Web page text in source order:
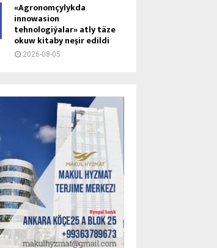
«Agronomçylykda
innowasion
tehnologiýalar» atly täze
okuw kitaby neşir edildi
2026-08-05